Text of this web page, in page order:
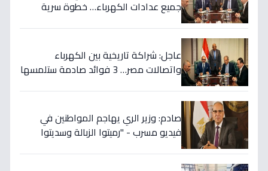
جميع عدادات الكهرباء… خطوة سرية
عاجل: شراكة تاريخية بين الكهرباء
واتصالات مصر… 3 فوائد صادمة ستلمسها
صادم: وزير الري يهاجم المواطنين في
فيديو مسرب - "رميتوا الزبالة وسديتوا